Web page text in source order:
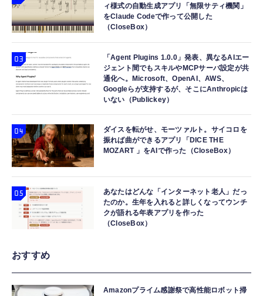
ィ様式の自動生成アプリ「無限サティ機関」
をClaude Codeで作って公開した
（CloseBox）
「Agent Plugins 1.0.0」発表、異なるAIエー
ジェント間でもスキルやMCPサーバ設定が共
通化へ。Microsoft、OpenAI、AWS、
Googleらが支持するが、そこにAnthropicは
いない（Publickey）
ダイスを転がせ、モーツァルト。サイコロを
振れば曲ができるアプリ「DICE THE
MOZART 」をAIで作った（CloseBox）
あなたはどんな「インターネット老人」だっ
たのか。生年を入れると詳しくなってウンチ
クが語れる年表アプリを作った
（CloseBox）
おすすめ
Amazonプライム感謝祭で高性能ロボット掃